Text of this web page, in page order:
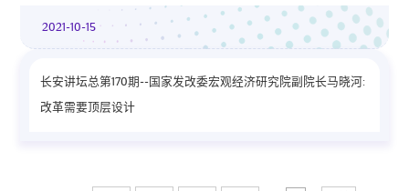
2021-10-15
长安讲坛总第170期--国家发改委宏观经济研究院副院长马晓河:
改革需要顶层设计